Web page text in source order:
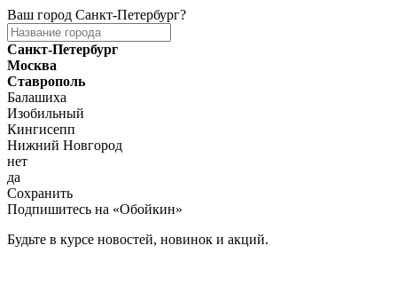
Ваш город Санкт-Петербург?
Санкт-Петербург
Москва
Ставрополь
Балашиха
Изобильный
Кингисепп
Нижний Новгород
нет
да
Сохранить
Подпишитесь на «Обойкин»
Будьте в курсе новостей, новинок и акций.